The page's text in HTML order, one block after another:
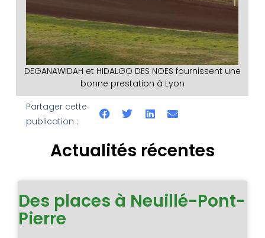
DEGANAWIDAH et HIDALGO DES NOES fournissent une
bonne prestation à Lyon
Partager cette
publication :
Actualités récentes
Des places à Neuillé-Pont-
Pierre